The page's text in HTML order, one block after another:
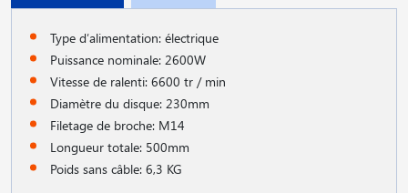
Type d′alimentation: électrique
Puissance nominale: 2600W
Vitesse de ralenti: 6600 tr / min
Diamètre du disque: 230mm
Filetage de broche: M14
Longueur totale: 500mm
Poids sans câble: 6,3 KG